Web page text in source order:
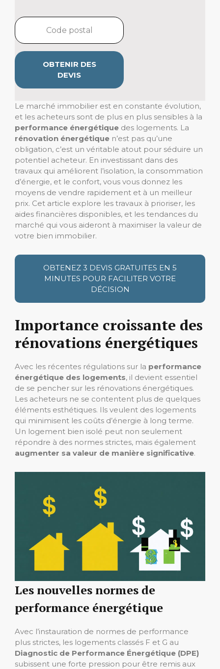
OBTENIR DES
DEVIS
Le marché immobilier est en constante évolution,
et les acheteurs sont de plus en plus sensibles à la
performance énergétique des logements. La
rénovation énergétique n’est pas qu’une
obligation, c’est un véritable atout pour séduire un
potentiel acheteur. En investissant dans des
travaux qui améliorent l’isolation, la consommation
d’énergie, et le confort, vous vous donnez les
moyens de vendre rapidement et à un meilleur
prix. Cet article explore les travaux à prioriser, les
aides financières disponibles, et les tendances du
marché qui vous aideront à maximiser la valeur de
votre bien immobilier.
OBTENEZ 3 DEVIS GRATUITES EN 5
MINUTES POUR FACILITER VOTRE
DÉCISION
Importance croissante des
rénovations énergétiques
Avec les récentes régulations sur la performance
énergétique des logements, il devient essentiel
de se pencher sur les rénovations énergétiques.
Les acheteurs ne se contentent plus de quelques
éléments esthétiques. Ils veulent des logements
qui minimisent les coûts d’énergie à long terme.
Un logement bien isolé peut non seulement
répondre à des normes strictes, mais également
augmenter sa valeur de manière significative.
Les nouvelles normes de
performance énergétique
Avec l’instauration de normes de performance
plus strictes, les logements classés F et G au
Diagnostic de Performance Énergétique (DPE)
subissent une forte pression pour être remis aux